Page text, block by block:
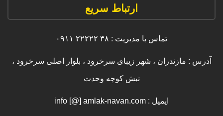
ارتباط سریع
تماس با مدیریت : ۳۸ ۲۲۲۲۲ ۰۹۱۱
آدرس : مازندران ، شهر زیبای سرخرود ، بلوار اصلی سرخرود ،
نبش کوچه وحدت
ایمیل : info [@] amlak-navan.com